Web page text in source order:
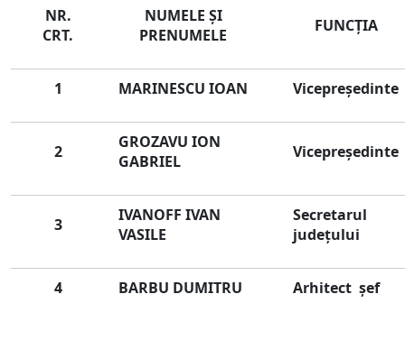
NR.
CRT.
NUMELE ŞI
PRENUMELE
FUNCŢIA
1 MARINESCU IOAN Vicepreşedinte
2 GROZAVU ION
GABRIEL
Vicepreşedinte
3 IVANOFF IVAN
VASILE
Secretarul
judeţului
4 BARBU DUMITRU Arhitect şef